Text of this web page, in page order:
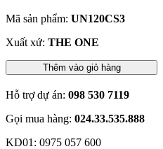
Mã sản phẩm: UN120CS3
Xuất xứ: THE ONE
Thêm vào giỏ hàng
Hỗ trợ dự án: 098 530 7119
Gọi mua hàng: 024.33.535.888
KD01: 0975 057 600